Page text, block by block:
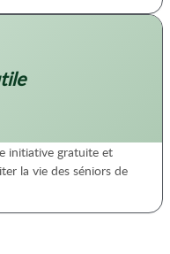
initiative gratuite et
la vie des séniors de